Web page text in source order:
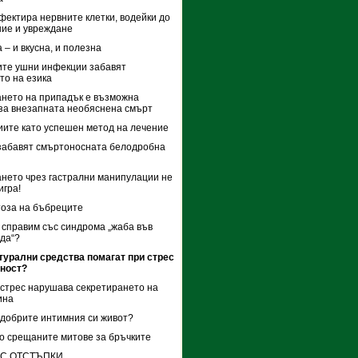
нервните клетки, водейки до
и увреждане
– и вкусна, и полезна
ушни инфекции забавят
на езика
на припадък е възможна
внезапната необяснена смърт
като успешен метод на лечение
смъртоносната белодробна
чрез гастрални манипулации не
на бъбреците
справим със синдрома „жаба във
средства помагат при стрес
нарушава секретирането на
интимния си живот?
срещаните митове за бръчките